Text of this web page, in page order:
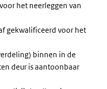
het neerleggen van
gekwalificeerd voor het
binnen in de
deur is aantoonbaar